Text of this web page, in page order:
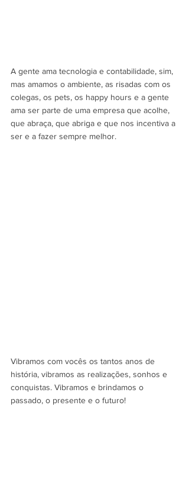
A gente ama tecnologia e contabilidade, sim,
mas amamos o ambiente, as risadas com os
colegas, os pets, os happy hours e a gente
ama ser parte de uma empresa que acolhe,
que abraça, que abriga e que nos incentiva a
ser e a fazer sempre melhor.
Vibramos com vocês os tantos anos de
história, vibramos as realizações, sonhos e
conquistas. Vibramos e brindamos o
passado, o presente e o futuro!